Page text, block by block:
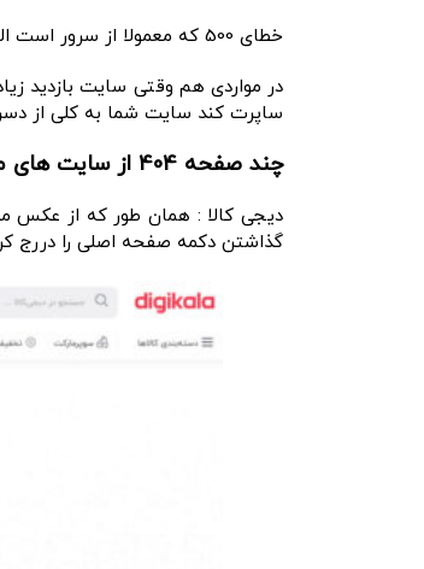
خطای 500 که معمولا از سرور است البته نه همیشه این خطا مثلا در سایت های وردپرسی زیاد اتفاق می افتد به دلایل تداخل ماژول ها با یک دیگر
در مواردی هم وقتی سایت بازدید
ساپرت کند سایت شما به کلی از
چند صفحه 404 از سایت های معروف
دیجی کالا : همان طور که از عکس
گذاشتن دکمه صفحه اصلی را دررج